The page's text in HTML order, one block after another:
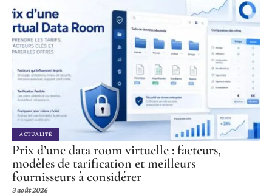
ACTUALITÉ
Prix d’une data room virtuelle : facteurs,
modèles de tarification et meilleurs
fournisseurs à considérer
3 août 2026